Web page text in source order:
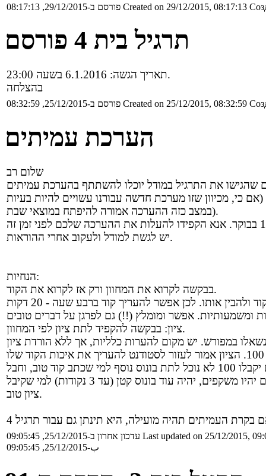
פורסם ב-29/12/2015, 08:17:13 Created on 29/12/2015, 08:17:13
תרגיל בית 4 פורסם
תאריך הגשה: 6.1.2016 בשעה 23:00.
בהצלחה
פורסם ב-25/12/2015, 08:32:59 Created on 25/12/2015, 08:32:59
הערכת עמיתים
שלום רב
במצב כזה ההערכה אמורה להיפתח במוצאי שבת).
יש לגשת למודל ולעקוב אחרי ההוראות.
הנחיות:
בבקשה לקרוא את המחוון ורק אז לקרוא את הקוד.
ציון: בבקשה להקפיד לתת ציון לפי המחוון.
הערה: כל מי שמשתתף יקבל בונוס 15 נקודות ללא תלות בציון. אם הציונים יהיו משקפים, יהיה עוד בונוס קטן (עד 3 נקודות) למי שקיבל
ציון טוב.
עדכון אחרון ב-25/12/2015, 09:05:45 Last updated on 25/12/2015,
ب-25/12/2015, 09:05:45